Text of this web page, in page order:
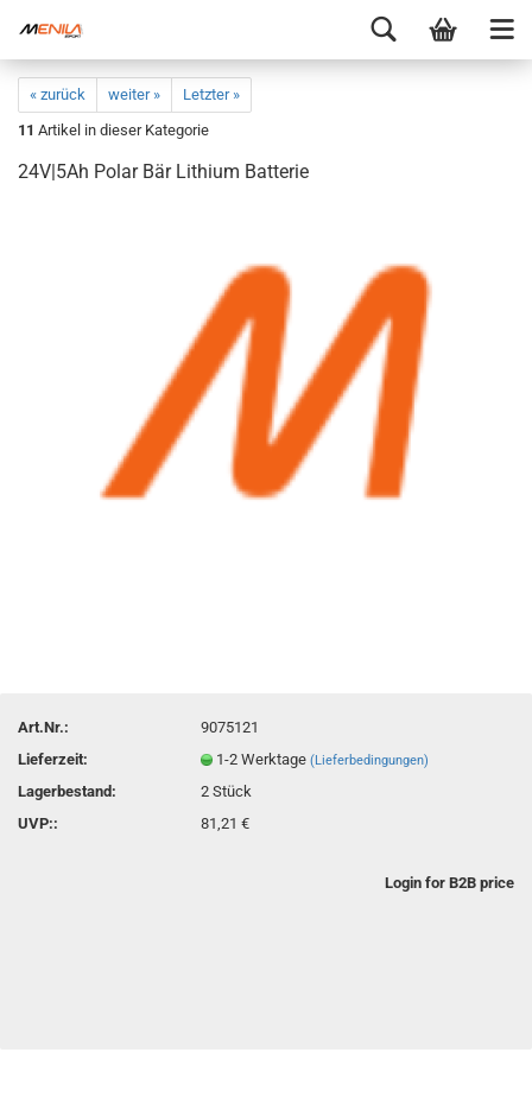
« zurück weiter »
Letzter »
11 Artikel in dieser Kategorie
24V|5Ah Polar Bär Lithium Batterie
Art.Nr.:
9075121
Lieferzeit:
1-2 Werktage(Lieferbedingungen)
Lagerbestand: 2Stück
UVP::
81,21 €
Login for B2B price